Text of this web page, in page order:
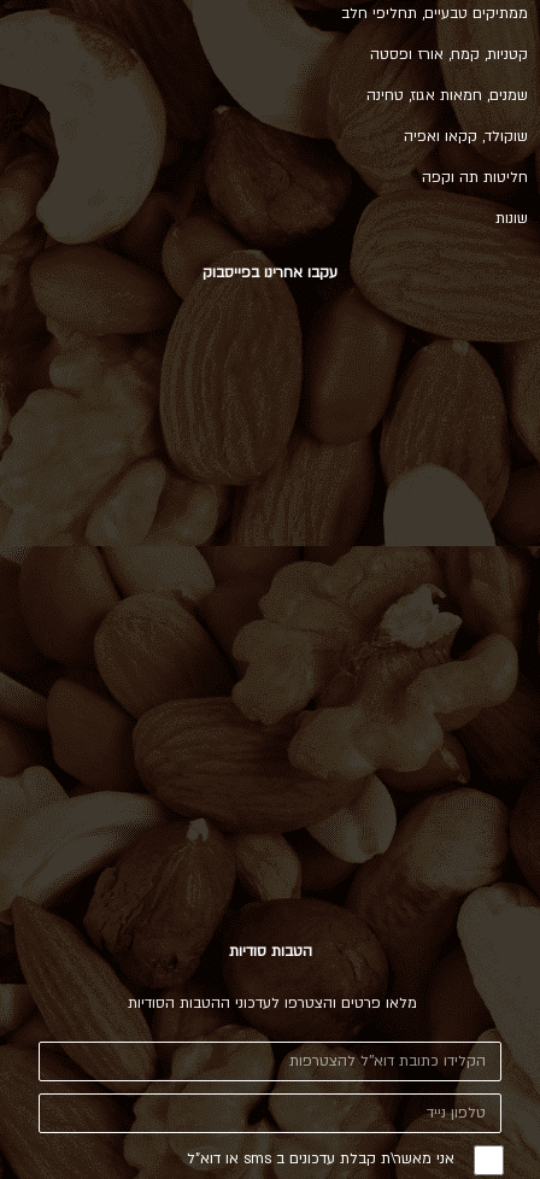
ממתיקים טבעיים, תחליפי חלב
קטניות, קמח, אורז ופסטה
שמנים, חמאות אגוז, טחינה
שוקולד, קקאו ואפיה
חליטות תה וקפה
שונות
עקבו אחרינו בפייסבוק
הטבות סודיות
מלאו פרטים והצטרפו לעדכוני ההטבות הסודיות
אני מאשר\ת קבלת עדכונים ב sms או דוא"ל